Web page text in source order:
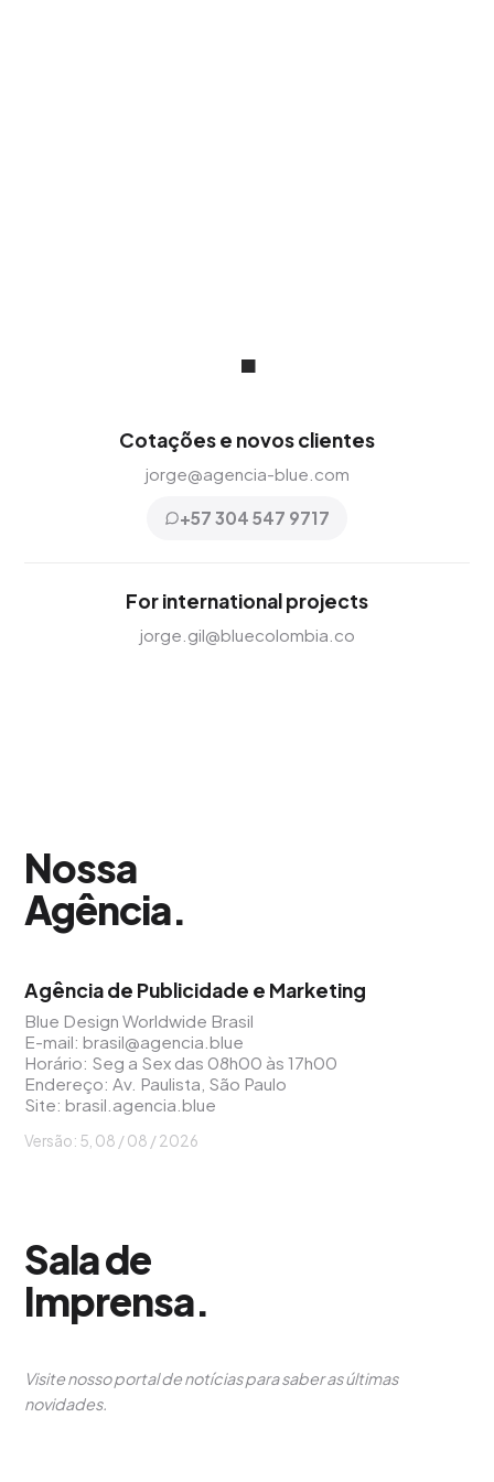
.
Cotações e novos clientes
jorge@agencia-blue.com
+57 304 547 9717
For international projects
jorge.gil@bluecolombia.co
Nossa
Agência.
Agência de Publicidade e Marketing
Blue Design Worldwide Brasil
E-mail:brasil@agencia.blue
Horário: Seg a Sex das 08h00 às 17h00
Endereço: Av. Paulista, São Paulo
Site:brasil.agencia.blue
Versão: 5, 08 / 08 / 2026
Sala de
Imprensa.
Visite nosso portal de notícias para saber as últimas
novidades.